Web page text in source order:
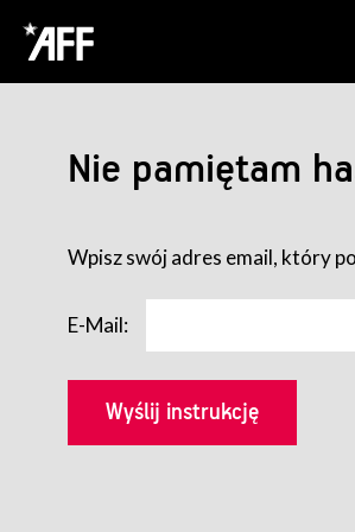
Nie pamiętam
Wpisz swój adres email, który
E-Mail: